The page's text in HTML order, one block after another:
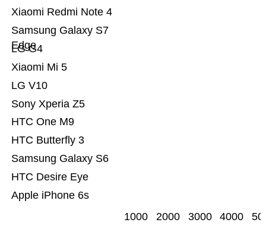
Apple iPhone 6s
HTC Desire Eye
Samsung Galaxy S6
HTC Butterfly 3
HTC One M9
Sony Xperia Z5
LG V10
Xiaomi Mi 5
LG G4
Samsung Galaxy S7
Edge
Xiaomi Redmi Note 4
1000 2000 3000 4000